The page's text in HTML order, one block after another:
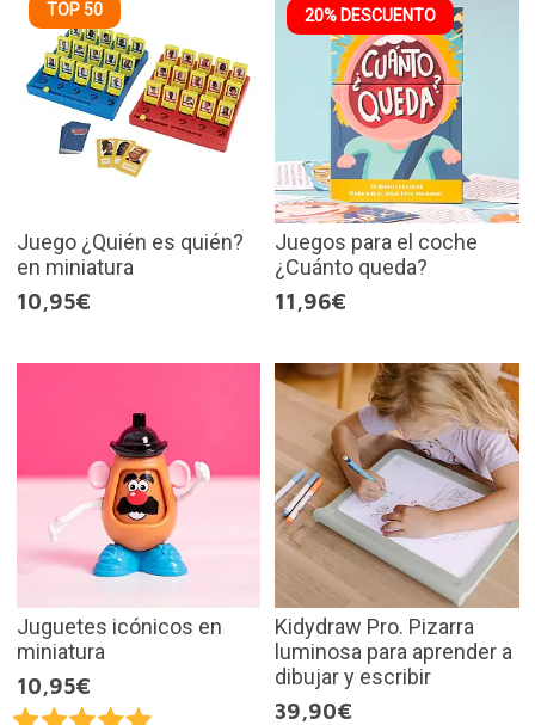
TOP 50
Juego ¿Quién es quién?
en miniatura
10,95€
20% DESCUENTO
Juegos para el coche
¿Cuánto queda?
11,96€
Juguetes icónicos en
miniatura
10,95€
Kidydraw Pro. Pizarra
luminosa para aprender a
dibujar y escribir
39,90€